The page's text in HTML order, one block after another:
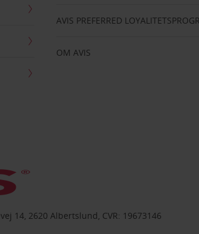
AVIS PREFERRED
OM AVIS
14, 2620 Albertslund, CVR: 19673146